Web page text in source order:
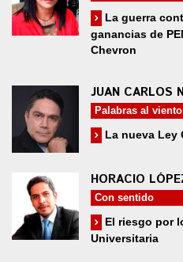
La guerra
ganancias de
Chevron
JUAN CARLOS
Palabras al viento
La nueva Ley
HORACIO
Con sentido
El riesgo por
Universitaria